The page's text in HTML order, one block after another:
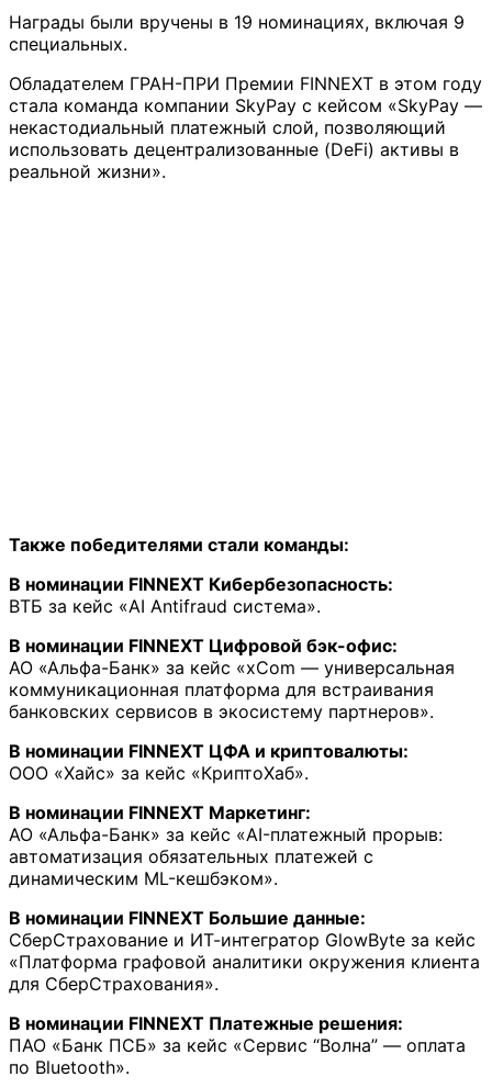
Награды были вручены в 19 номинациях, включая 9
специальных.
Обладателем ГРАН-ПРИ Премии FINNEXT в этом году
стала команда компании SkyPay с кейсом «SkyPay —
некастодиальный платежный слой, позволяющий
использовать децентрализованные (DeFi) активы в
реальной жизни».
Также победителями стали команды:
В номинации FINNEXT Кибербезопасность:
ВТБ за кейс «AI Antifraud система».
В номинации FINNEXT Цифровой бэк-офис:
АО «Альфа-Банк» за кейс «xCom — универсальная
коммуникационная платформа для встраивания
банковских сервисов в экосистему партнеров».
В номинации FINNEXT ЦФА и криптовалюты:
ООО «Хайс» за кейс «КриптоХаб».
В номинации FINNEXT Маркетинг:
АО «Альфа-Банк» за кейс «AI-платежный прорыв:
автоматизация обязательных платежей с
динамическим ML-кешбэком».
В номинации FINNEXT Большие данные:
СберСтрахование и ИТ-интегратор GlowByte за кейс
«Платформа графовой аналитики окружения клиента
для СберСтрахования».
В номинации FINNEXT Платежные решения:
ПАО «Банк ПСБ» за кейс «Сервис “Волна” — оплата
по Bluetooth».